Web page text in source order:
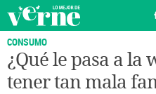
CONSUMO
¿Qué le pasa a la
tener tan mala